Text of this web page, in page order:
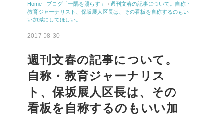
Home › ブログ「一隅を照らす」 › 週刊文春の記事について。自称・
教育ジャーナリスト、保坂展人区長は、その看板を自称するのもい
い加減にしてほしい。
2017-08-30
週刊文春の記事について。
自称・教育ジャーナリス
ト、保坂展人区長は、その
看板を自称するのもいい加